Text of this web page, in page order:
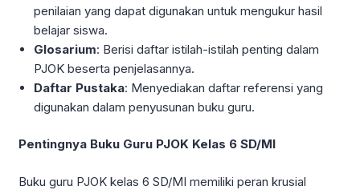
penilaian yang dapat digunakan untuk mengukur hasil
belajar siswa.
Glosarium: Berisi daftar istilah-istilah penting dalam
PJOK beserta penjelasannya.
Daftar Pustaka: Menyediakan daftar referensi yang
digunakan dalam penyusunan buku guru.
Pentingnya Buku Guru PJOK Kelas 6 SD/MI
Buku guru PJOK kelas 6 SD/MI memiliki peran krusial